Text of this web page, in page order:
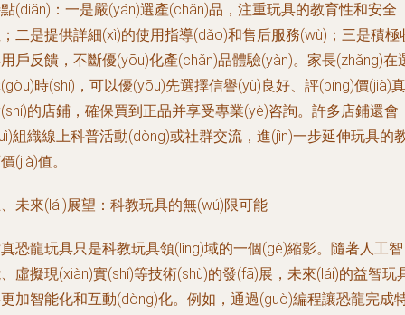
(diǎn)：一是嚴(yán)選產(chǎn)品，注重玩具的教育性和安全
二是提供詳細(xì)的使用指導(dǎo)和售后服務(wù)；三是積極
戶反饋，不斷優(yōu)化產(chǎn)品體驗(yàn)。家長(zhǎng)在
時(shí)，可以優(yōu)先選擇信譽(yù)良好、評(píng)價(jià)真
的店鋪，確保買到正品并享受專業(yè)咨詢。許多店鋪還會
組織線上科普活動(dòng)或社群交流，進(jìn)一步延伸玩具的
(jià)值。
未來(lái)展望：科教玩具的無(wú)限可能
恐龍玩具只是科教玩具領(lǐng)域的一個(gè)縮影。隨著人工智
虛擬現(xiàn)實(shí)等技術(shù)的發(fā)展，未來(lái)的益智玩
加智能化和互動(dòng)化。例如，通過(guò)編程讓恐龍完成